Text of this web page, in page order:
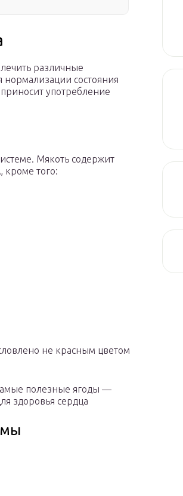
различные
нормализации состояния
употребление
Мякоть содержит
кроме того:
не красным цветом
полезные ягоды —
здоровья сердца